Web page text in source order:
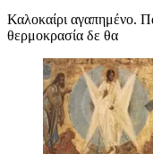
Καλοκαίρι αγαπημένο.
θερμοκρασία δε θα